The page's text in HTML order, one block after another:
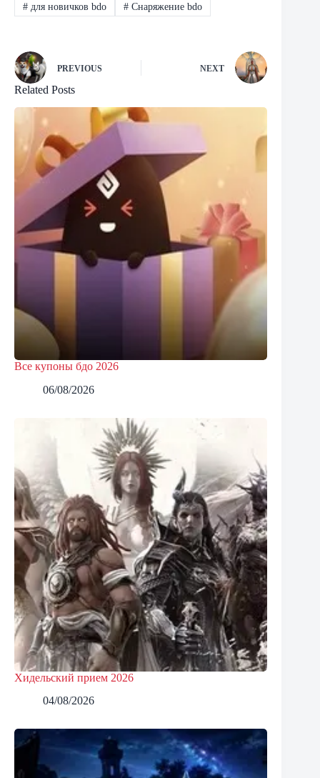
#для новичков bdo #Снаряжение bdo
PREVIOUS NEXT
Related Posts
Все купоны бдо 2026
06/08/2026
Хидельский прием 2026
04/08/2026